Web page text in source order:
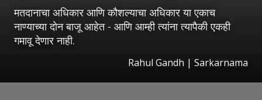
मतदानाचा अधिकार आणि कौशल्याचा अधिकार या एकाच
नाण्याच्या दोन बाजू आहेत - आणि आम्ही त्यांना त्यापैकी एकही
गमावू देणार नाही.
Rahul Gandh | Sarkarnama